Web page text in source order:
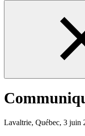
Lavaltrie, Québec, 3 juin